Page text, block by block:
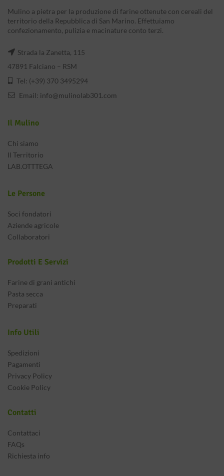
Mulino a pietra per la produzione di farine ottenute con cereali del
territorio della Repubblica di San Marino. Effettuiamo
confezionamento, pulizia e macinature conto terzi.
Strada la Zanetta, 115
47891 Falciano – RSM
Tel: (+39) 370 3495294
Email: info@mulinolab301.com
Il Mulino
Chi siamo
Il Territorio
LAB.OTTTEGA
Le Persone
Soci fondatori
Aziende agricole
Collaboratori
Prodotti E Servizi
Farine di grani antichi
Pasta secca
Preparati
Info Utili
Spedizioni
Pagamenti
Privacy Policy
Cookie Policy
Contatti
Contattaci
FAQs
Richiesta info